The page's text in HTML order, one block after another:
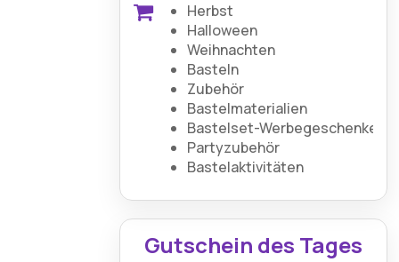
Herbst
Halloween
Weihnachten
Basteln
Zubehör
Bastelmaterialien
Bastelset-Werbegeschenke
Partyzubehör
Bastelaktivitäten
Gutschein des Tages